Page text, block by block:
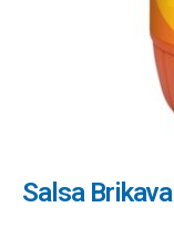
Salsa